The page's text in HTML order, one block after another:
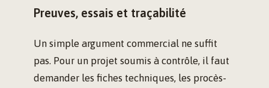
Preuves, essais et traçabilité
Un simple argument commercial ne suffit
pas. Pour un projet soumis à contrôle, il faut
demander les fiches techniques, les procès-